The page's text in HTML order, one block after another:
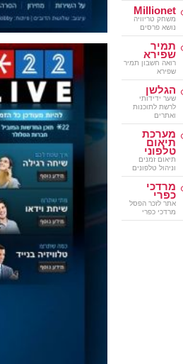
Millionet
משחק טריוויה
נושא פרסים
תמיר
שפירא
רואה חשבון תמיר
שפירא
הגלשן
שער ידידותי
לרשת לתוכנות
ואתרים
מערכת
תיאום
טלפוני
תיאום זמנים
וניהול טלפונים
מרדכי
כפרי
אתר לזכר הפסל
מרדכי כפרי